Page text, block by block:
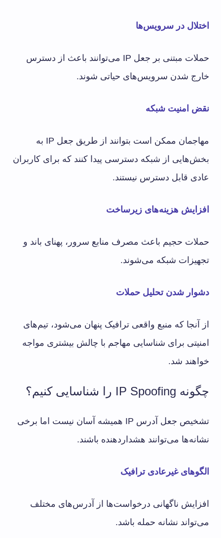
اختلال در سرویس‌ها
حملات مبتنی بر جعل IP می‌توانند باعث از دسترس
خارج شدن سرویس‌های حیاتی شوند.
نقض امنیت شبکه
مهاجمان ممکن است بتوانند از طریق جعل IP به
بخش‌هایی از شبکه دسترسی پیدا کنند که برای کاربران
عادی قابل دسترس نیستند.
افزایش هزینه‌های زیرساخت
حملات حجیم باعث مصرف منابع سرور، پهنای باند و
تجهیزات شبکه می‌شوند.
دشوار شدن تحلیل حملات
از آنجا که منبع واقعی ترافیک پنهان می‌شود، تیم‌های
امنیتی برای شناسایی مهاجم با چالش بیشتری مواجه
خواهند شد.
چگونه IP Spoofing را شناسایی کنیم؟
تشخیص جعل آدرس IP همیشه آسان نیست اما برخی
نشانه‌ها می‌توانند هشداردهنده باشند.
الگوهای غیرعادی ترافیک
افزایش ناگهانی درخواست‌ها از آدرس‌های مختلف
می‌تواند نشانه حمله باشد.